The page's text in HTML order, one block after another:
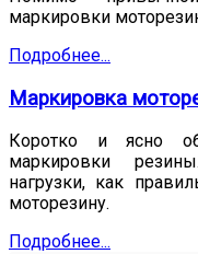
маркировки
Подробнее...
Маркировка
Коротко и ясно
маркировки
нагрузки, как
моторезину.
Подробнее...